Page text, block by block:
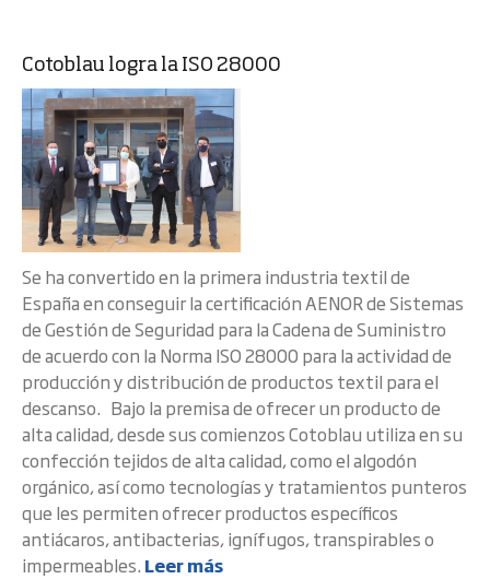
Cotoblau logra la ISO 28000
Se ha convertido en la primera industria textil de
España en conseguir la certificación AENOR de Sistemas
de Gestión de Seguridad para la Cadena de Suministro
de acuerdo con la Norma ISO 28000 para la actividad de
producción y distribución de productos textil para el
descanso. Bajo la premisa de ofrecer un producto de
alta calidad, desde sus comienzos Cotoblau utiliza en su
confección tejidos de alta calidad, como el algodón
orgánico, así como tecnologías y tratamientos punteros
que les permiten ofrecer productos específicos
antiácaros, antibacterias, ignífugos, transpirables o
impermeables. Leer más